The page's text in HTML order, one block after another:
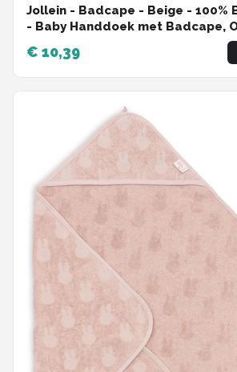
Jollein - Badcape - Beige - 100%
- Baby Handdoek met Badcape,
€ 10,39